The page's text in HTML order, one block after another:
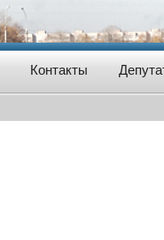
Контакты